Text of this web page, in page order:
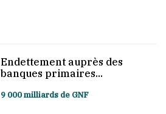
Endettement auprès des
banques primaires...
9 000 milliards de GNF